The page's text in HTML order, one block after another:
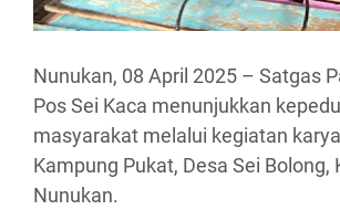
Nunukan, 08 April 2025 – Satgas
Pos Sei Kaca menunjukkan
masyarakat melalui kegiatan
Kampung Pukat, Desa Sei
Nunukan.